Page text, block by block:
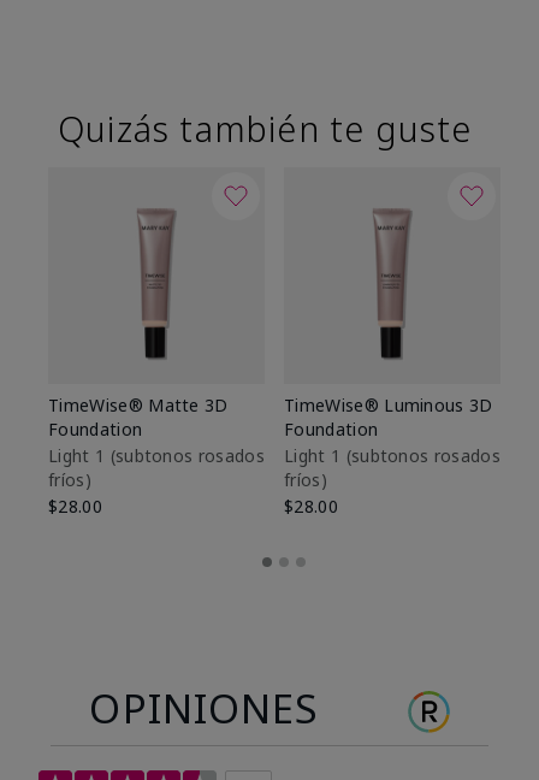
Quizás también te guste
TimeWise® Matte 3D
Foundation
Light 1​ (subtonos rosados
fríos)
$28.00
TimeWise® Luminous 3D
Foundation
Light 1​ (subtonos rosados
fríos)
$28.00
OPINIONES